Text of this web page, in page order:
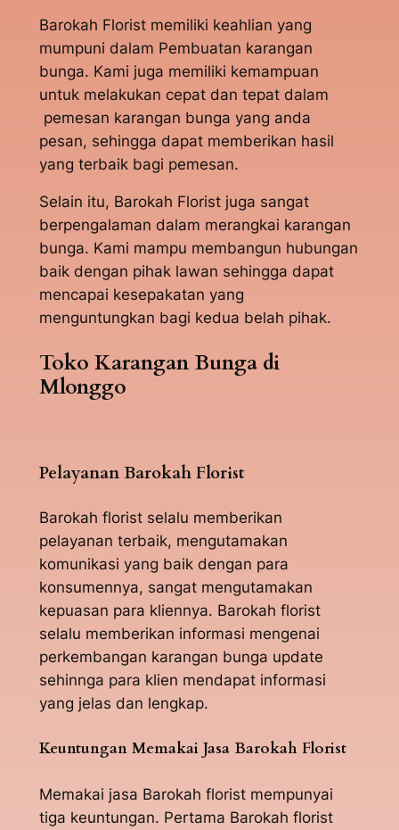
Barokah Florist memiliki keahlian yang
mumpuni dalam Pembuatan karangan
bunga. Kami juga memiliki kemampuan
untuk melakukan cepat dan tepat dalam
pemesan karangan bunga yang anda
pesan, sehingga dapat memberikan hasil
yang terbaik bagi pemesan.
Selain itu, Barokah Florist juga sangat
berpengalaman dalam merangkai karangan
bunga. Kami mampu membangun hubungan
baik dengan pihak lawan sehingga dapat
mencapai kesepakatan yang
menguntungkan bagi kedua belah pihak.
Toko Karangan Bunga di
Mlonggo
Pelayanan Barokah Florist
Barokah florist selalu memberikan
pelayanan terbaik, mengutamakan
komunikasi yang baik dengan para
konsumennya, sangat mengutamakan
kepuasan para kliennya. Barokah florist
selalu memberikan informasi mengenai
perkembangan karangan bunga update
sehinnga para klien mendapat informasi
yang jelas dan lengkap.
Keuntungan Memakai Jasa Barokah Florist
Memakai jasa Barokah florist mempunyai
tiga keuntungan. Pertama Barokah florist